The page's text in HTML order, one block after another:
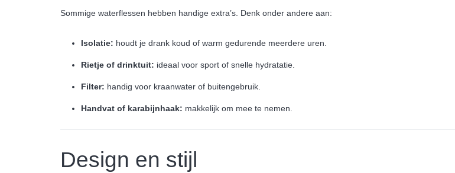
Sommige waterflessen hebben handige extra’s. Denk onder andere aan:
Isolatie: houdt je drank koud of warm gedurende meerdere uren.
Rietje of drinktuit: ideaal voor sport of snelle hydratatie.
Filter: handig voor kraanwater of buitengebruik.
Handvat of karabijnhaak: makkelijk om mee te nemen.
Design en stijl